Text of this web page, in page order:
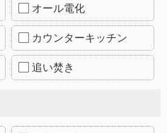
オール電化
カウンターキッチン
追い焚き